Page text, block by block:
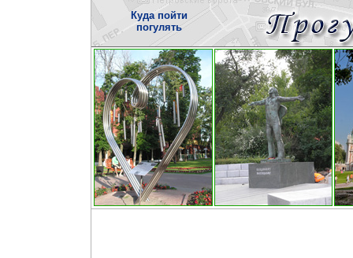
Куда пойти
погулять